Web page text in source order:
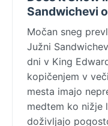
Sandwichevi
Močan sneg
Južni
dni v King
kopičenjem v
mesta imajo
medtem ko nižje
doživljajo